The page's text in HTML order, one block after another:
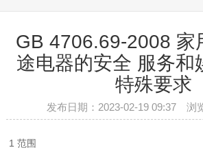
GB 4706.69-2008 家
途电器的安全 服务和
特殊要求
发布日期：2023-02-19 09:37 浏
1 范围